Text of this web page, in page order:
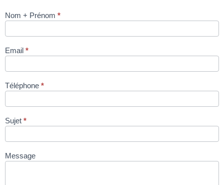
TRANCHEUR
condromat.be
Nom + Prénom *
Email *
Téléphone *
Sujet *
Message